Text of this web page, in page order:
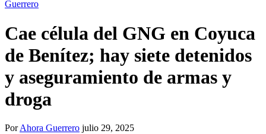
Guerrero
Cae célula del GNG en Coyuca
de Benítez; hay siete detenidos
y aseguramiento de armas y
droga
PorAhora Guerrero julio 29, 2025